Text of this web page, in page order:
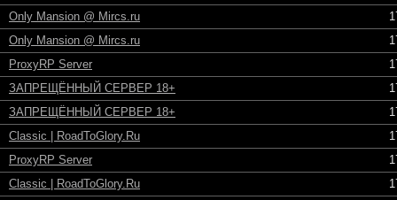
Only Mansion @ Mircs.ru
Only Mansion @ Mircs.ru
ProxyRP Server
ЗАПРЕЩЁННЫЙ СЕРВЕР 18+
ЗАПРЕЩЁННЫЙ СЕРВЕР 18+
Classic | RoadToGlory.Ru
ProxyRP Server
Classic | RoadToGlory.Ru